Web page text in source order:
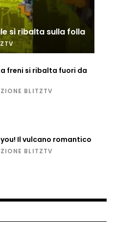
gli F16 intercettano
passaggio a livello:
in Guatemala,
Mosca
si ribalta sulla folla
freni si ribalta fuori da
BLITZTV
you! Il vulcano romantico
BLITZTV